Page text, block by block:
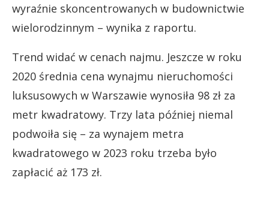
wyraźnie skoncentrowanych w budownictwie
wielorodzinnym – wynika z raportu.
Trend widać w cenach najmu. Jeszcze w roku
2020 średnia cena wynajmu nieruchomości
luksusowych w Warszawie wynosiła 98 zł za
metr kwadratowy. Trzy lata później niemal
podwoiła się – za wynajem metra
kwadratowego w 2023 roku trzeba było
zapłacić aż 173 zł.